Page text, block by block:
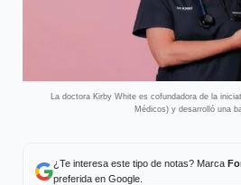
La doctora Kirby White es cofundadora de la
Médicos) y desarrolló una
¿Te interesa este tipo de notas? Marca
preferida en Google.